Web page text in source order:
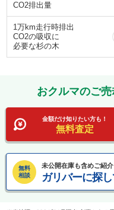
CO2排出量
1万km走行時排出
CO2の吸収に
必要な杉の木
おクルマのご
金額だけ知りたい方も！
無料査定
無料
相談
未公開在庫も含めご紹介
ガリバーに探